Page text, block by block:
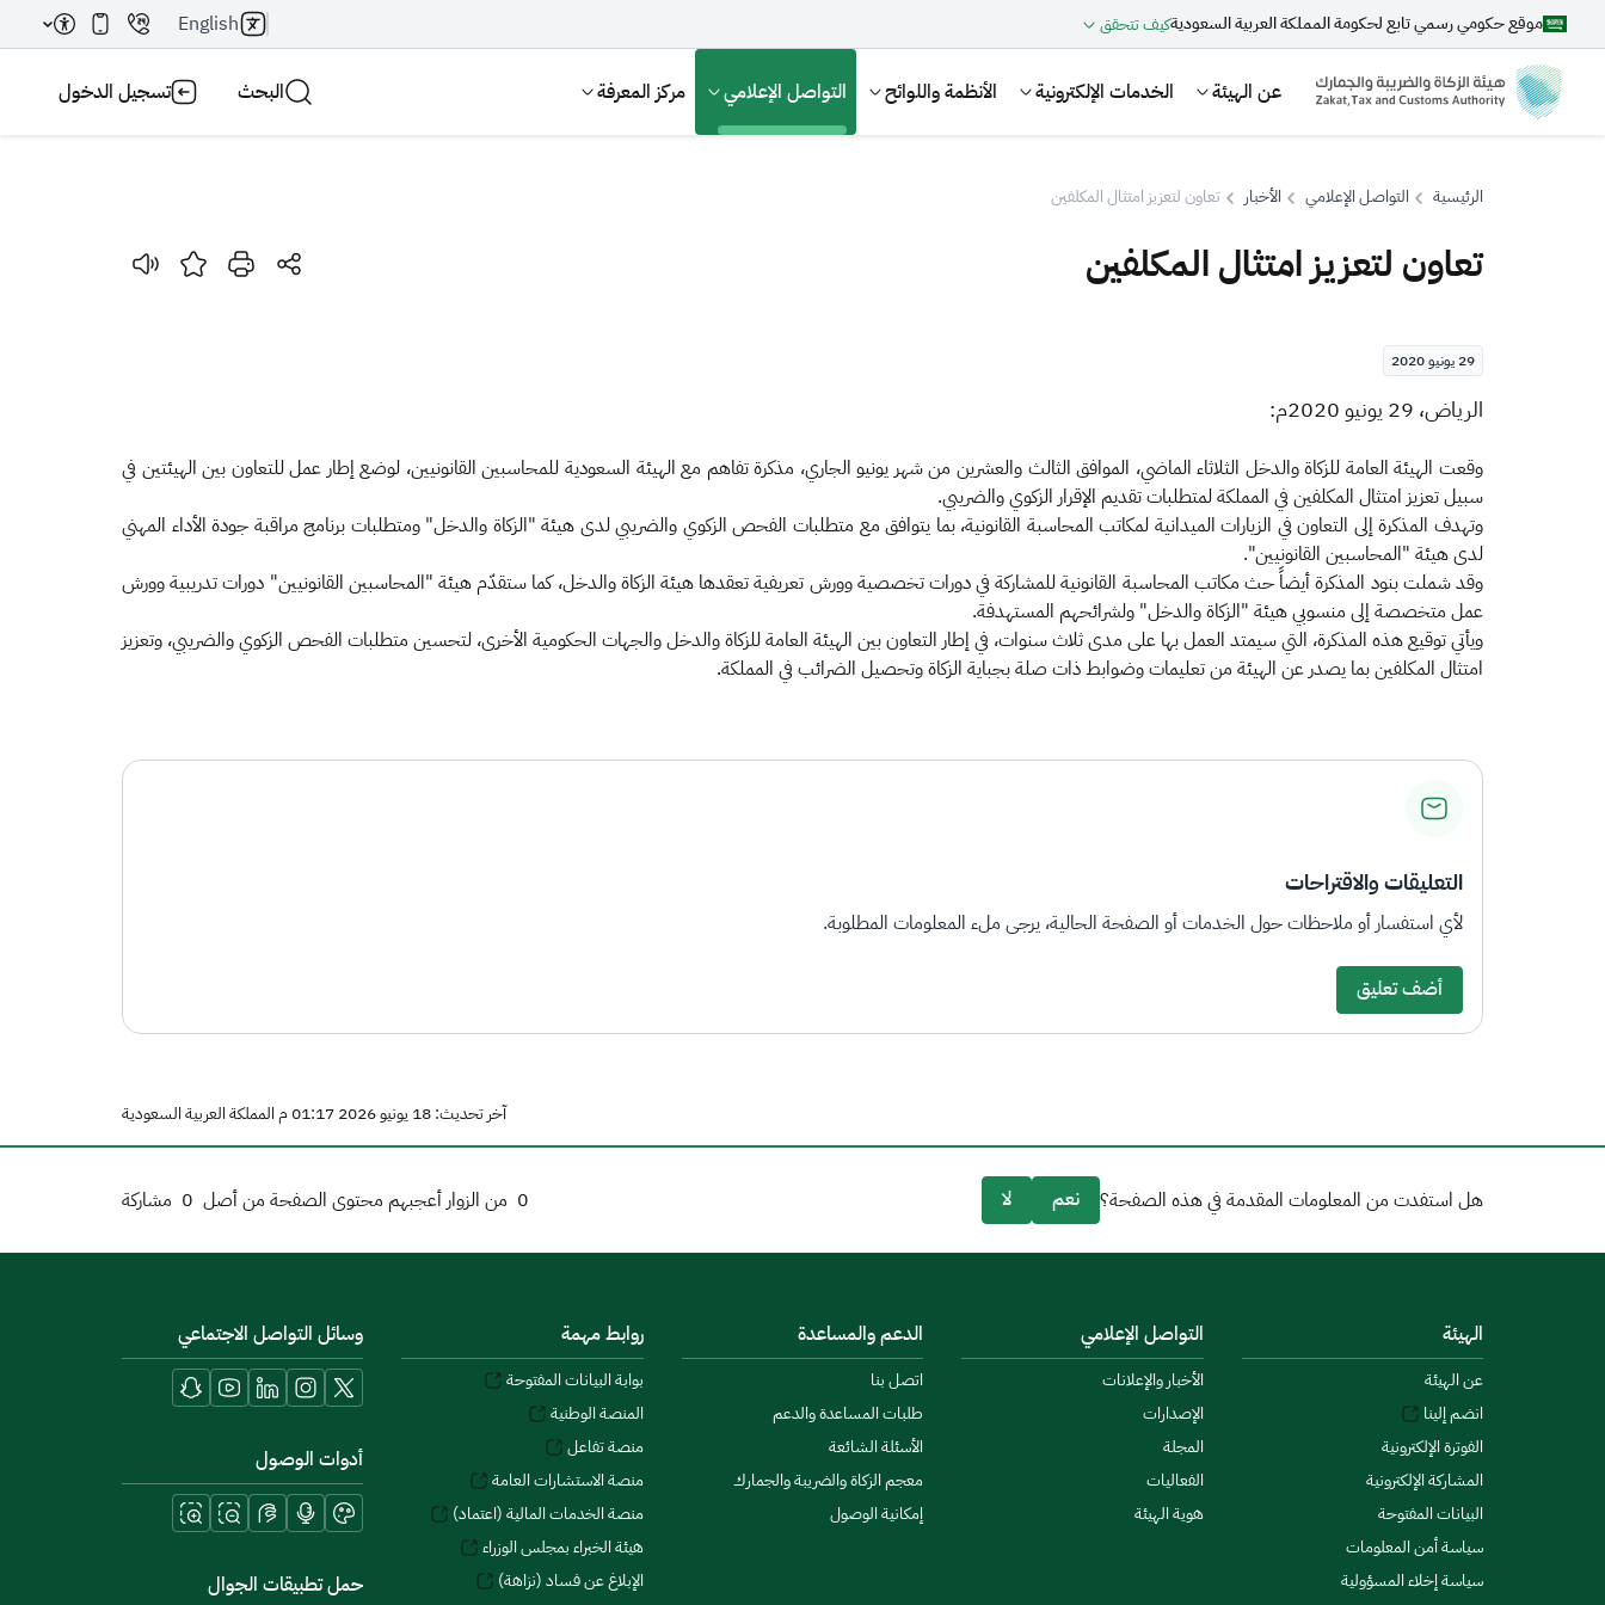
موقع حكومي رسمي تابع لحكومة المملكة العربية السعوديةكيف تتحقق English
عن الهيئة الخدمات الإلكترونية الأنظمة واللوائح التواصل الإعلامي مركز المعرفة البحث تسجيل الدخول
بحث
اقتراحات
الزكاة الجمارك ضريبة القيمة المضافة الإقرار الضريبي التصرفات العقارية
الرئيسية التواصل الإعلامي الأخبار تعاون لتعزيز امتثال المكلفين
تعاون لتعزيز امتثال المكلفين
29 يونيو 2020
​الرياض، 29 يونيو 2020م:​
وقعت الهيئة العامة للزكاة والدخل الثلاثاء الماضي، الموافق الثالث والعشرين من شهر يونيو الجاري، مذكرة تفاهم مع الهيئة السعودية للمحاسبين القانونيين، لوضع إطار عمل للتعاون بين الهيئتين في
سبيل تعزيز امتثال المكلفين في المملكة لمتطلبات تقديم الإقرار الزكوي والضريبي.
وتهدف المذكرة إلى التعاون في الزيارات الميدانية لمكاتب المحاسبة القانونية، بما يتوافق مع متطلبات الفحص الزكوي والضريبي لدى هيئة "الزكاة والدخل" ومتطلبات برنامج مراقبة جودة الأداء المهني
لدى هيئة "المحاسبين القانونيين".
وقد شملت بنود المذكرة أيضاً حث مكاتب المحاسبة القانونية للمشاركة في دورات تخصصية وورش تعريفية تعقدها هيئة الزكاة والدخل، كما ستقدّم هيئة "المحاسبين القانونيين" دورات تدريبية وورش
عمل متخصصة إلى منسوبي هيئة "الزكاة والدخل" ولشرائحهم المستهدفة.
ويأتي توقيع هذه المذكرة، التي سيمتد العمل بها على مدى ثلاث سنوات، في إطار التعاون بين الهيئة العامة للزكاة والدخل والجهات الحكومية الأخرى، لتحسين متطلبات الفحص الزكوي والضريبي، وتعزيز
امتثال المكلفين بما يصدر عن الهيئة من تعليمات وضوابط ذات صلة بجباية الزكاة وتحصيل الضرائب في المملكة.
التعليقات والاقتراحات
لأي استفسار أو ملاحظات حول الخدمات أو الصفحة الحالية، يرجى ملء المعلومات المطلوبة.
أضف تعليق
آخر تحديث: 18 يونيو 2026 01:17 م المملكة العربية السعودية
0 من الزوار أعجبهم محتوى الصفحة من أصل 0 مشاركة هل استفدت من المعلومات المقدمة في هذه الصفحة؟ نعم لا
الهيئة
عن الهيئة
انضم إلينا
الفوترة الإلكترونية
المشاركة الإلكترونية
البيانات المفتوحة
سياسة أمن المعلومات
سياسة إخلاء المسؤولية
التواصل الإعلامي
الأخبار والإعلانات
الإصدارات
المجلة
الفعاليات
هوية الهيئة
الدعم والمساعدة
اتصل بنا
طلبات المساعدة والدعم
الأسئلة الشائعة
معجم الزكاة والضريبة والجمارك
إمكانية الوصول
روابط مهمة
بوابة البيانات المفتوحة
المنصة الوطنية
منصة تفاعل
منصة الاستشارات العامة
منصة الخدمات المالية (اعتماد)
هيئة الخبراء بمجلس الوزراء
الإبلاغ عن فساد (نزاهة)
وسائل التواصل الاجتماعي
أدوات الوصول
حمل تطبيقات الجوال